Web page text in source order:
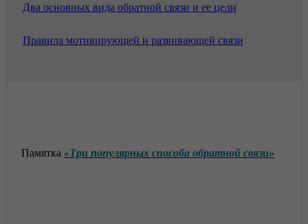
Два основных вида обратной связи и ее цели
Правила мотивирующей и развивающей связи
Памятка «Три популярных способа обратной связи»